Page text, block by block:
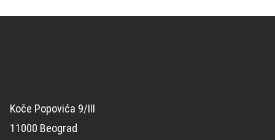
Koče Popovića 9/III
11000 Beograd